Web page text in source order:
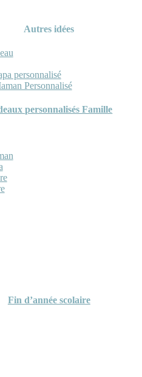
Autres idées
personnalisé
Personnalisé
personnalisés Famille
Fin d’année scolaire